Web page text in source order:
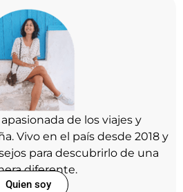
apasionada de los viajes y
Vivo en el país desde 2018 y
para descubrirlo de una
diferente.
Quien soy